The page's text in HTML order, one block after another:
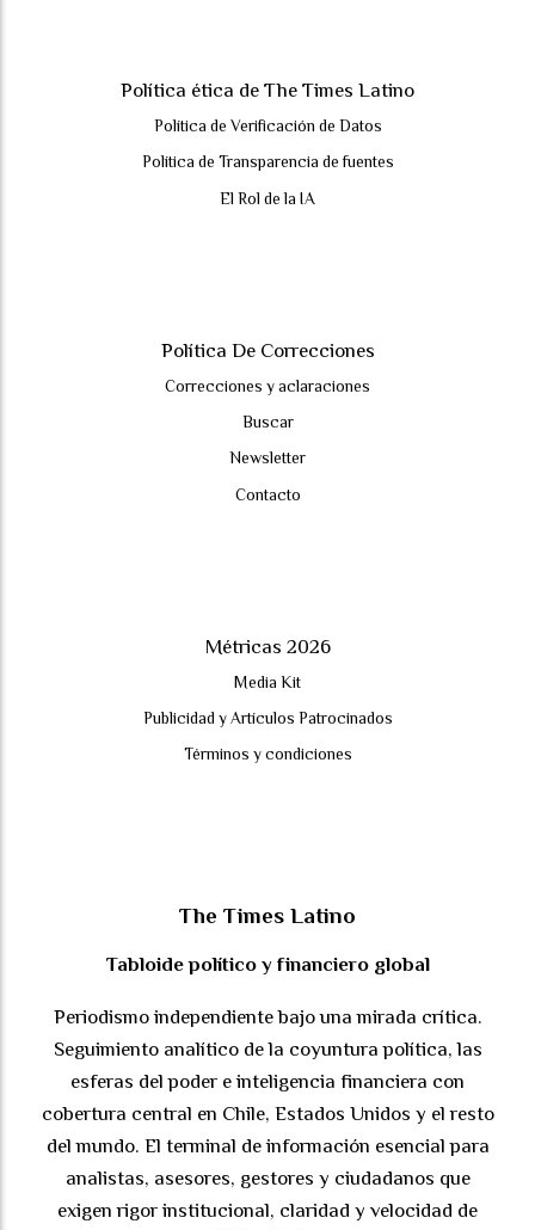
Política ética de The Times Latino
Política de Verificación de Datos
Política de Transparencia de fuentes
El Rol de la IA
Política De Correcciones
Correcciones y aclaraciones
Buscar
Newsletter
Contacto
Métricas 2026
Media Kit
Publicidad y Artículos Patrocinados
Términos y condiciones
The Times Latino
Tabloide político y financiero global
Periodismo independiente bajo una mirada crítica.
Seguimiento analítico de la coyuntura política, las
esferas del poder e inteligencia financiera con
cobertura central en Chile, Estados Unidos y el resto
del mundo. El terminal de información esencial para
analistas, asesores, gestores y ciudadanos que
exigen rigor institucional, claridad y velocidad de